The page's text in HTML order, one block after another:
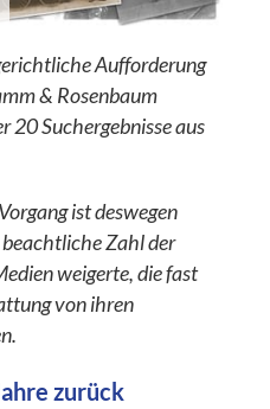
Aufforderung
& Rosenbaum
20 Suchergebnisse aus
ist deswegen
Zahl der
weigerte, die fast
von ihren
zurück